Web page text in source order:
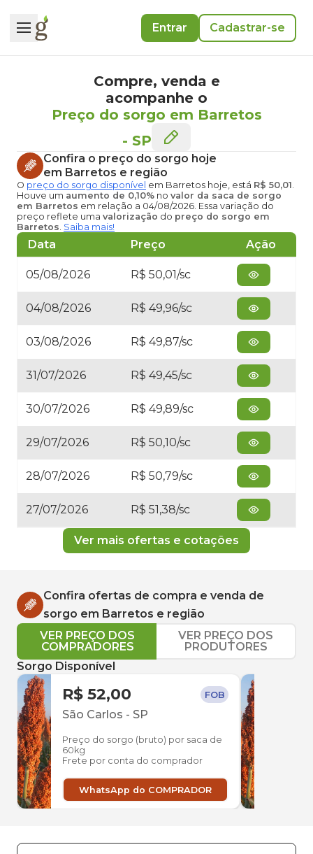
Entrar Cadastrar-se
Compre, venda e
acompanhe o
Preço do sorgo em Barretos
- SP
Confira o preço do sorgo hoje
em Barretos e região
O preço do sorgo disponível em Barretos hoje, está R$ 50,01.
Houve um aumento de 0,10% no valor da saca de sorgo
em Barretos em relação a 04/08/2026. Essa variação do
preço reflete uma valorização do preço do sorgo em
Barretos. Saiba mais!
Data Preço Ação
05/08/2026 R$ 50,01/sc
04/08/2026 R$ 49,96/sc
03/08/2026 R$ 49,87/sc
31/07/2026 R$ 49,45/sc
30/07/2026 R$ 49,89/sc
29/07/2026 R$ 50,10/sc
28/07/2026 R$ 50,79/sc
27/07/2026 R$ 51,38/sc
Ver mais ofertas e cotações
Confira ofertas de compra e venda de
sorgo em Barretos e região
VER PREÇO DOS
COMPRADORES
VER PREÇO DOS
PRODUTORES
Sorgo Disponível
R$ 52,00 FOB
São Carlos - SP
Preço do sorgo (bruto) por saca de
60kg
Frete por conta do comprador
WhatsApp do COMPRADOR